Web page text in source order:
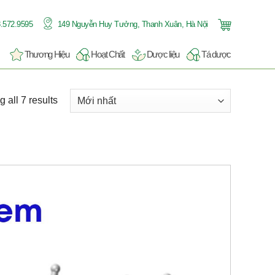
149 Nguyễn Huy Tưởng, Thanh Xuân, Hà Nội
Thương Hiệu Hoạt Chất Dược liệu Tá dược
all 7 results